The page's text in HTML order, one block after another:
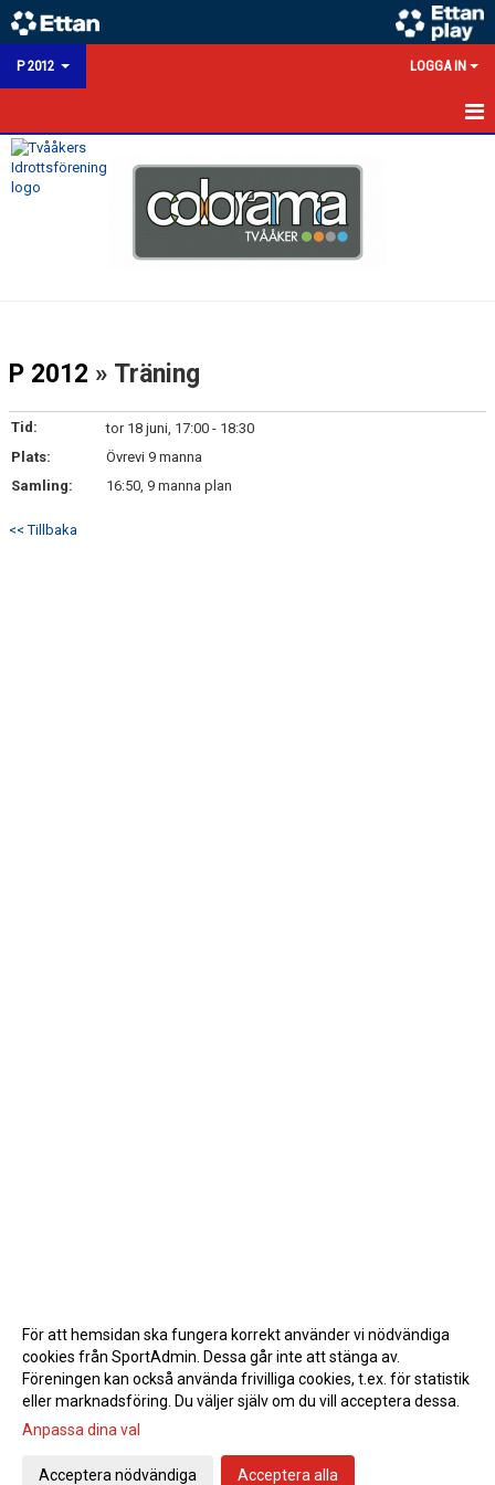
P 2012 LOGGA IN
HEM
P 2012 » Träning
Tid:
tor 18 juni, 17:00 - 18:30
Plats:
Övrevi 9 manna
Samling:
16:50, 9 manna plan
<< Tillbaka
För att hemsidan ska fungera korrekt använder vi nödvändiga
cookies från SportAdmin. Dessa går inte att stänga av.
Föreningen kan också använda frivilliga cookies, t.ex. för statistik
eller marknadsföring. Du väljer själv om du vill acceptera dessa.
Anpassa dina val
Acceptera nödvändiga Acceptera alla